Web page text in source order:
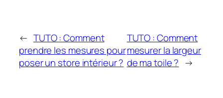
← TUTO : Comment
prendre les mesures pour
poser un store intérieur ?
TUTO : Comment
mesurer la largeur
de ma toile ? →